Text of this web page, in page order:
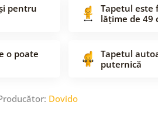
pentru
Tapetul este
lățime de 49
o poate
Tapetul
puternică
Dovido